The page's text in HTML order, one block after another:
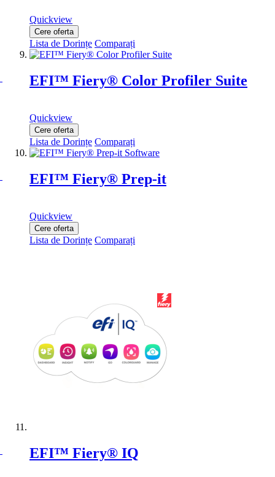
Quickview
Cere oferta
Lista de Dorințe Comparați
EFI™ Fiery® Color Profiler Suite
Quickview
Cere oferta
Lista de Dorințe Comparați
EFI™ Fiery® Prep-it
Quickview
Cere oferta
Lista de Dorințe Comparați
EFI™ Fiery® IQ